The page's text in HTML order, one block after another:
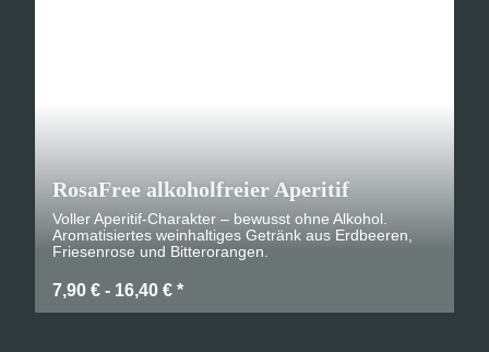
RosaFree alkoholfreier Aperitif
Voller Aperitif-Charakter – bewusst ohne Alkohol.
Aromatisiertes weinhaltiges Getränk aus Erdbeeren,
Friesenrose und Bitterorangen.
7,90 € - 16,40 € *